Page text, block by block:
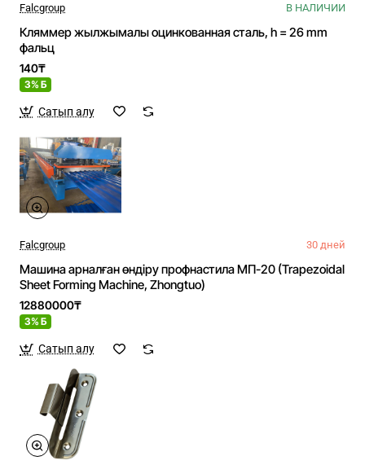
Falcgroup В НАЛИЧИИ
Кляммер жылжымалы оцинкованная сталь, h = 26 mm
фальц
140₸
3% Б
Сатып алу
Falcgroup 30 дней
Машина арналған өндіру профнастила МП-20 (Trapezoidal
Sheet Forming Machine, Zhongtuo)
12880000₸
3% Б
Сатып алу